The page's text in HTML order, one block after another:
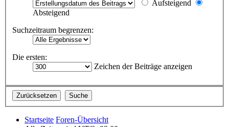
Aufsteigend
Absteigend
Suchzeitraum begrenzen:
Die ersten:
Zeichen der Beiträge anzeigen
Startseite Foren-Übersicht